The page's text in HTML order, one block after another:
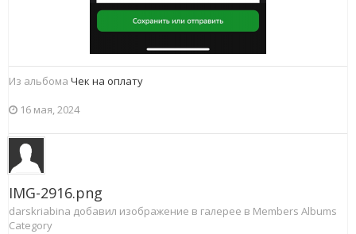
Из альбома Чек на оплату
16 мая, 2024
IMG-2916.png
darskriabina добавил изображение в галерее в Members Albums
Category